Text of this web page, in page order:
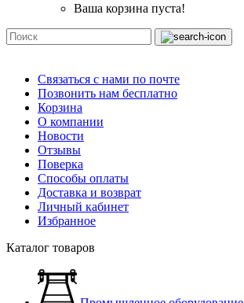
Ваша корзина пуста!
Связаться с нами по почте
Позвонить нам бесплатно
Корзина
О компании
Новости
Отзывы
Поверка
Способы оплаты
Доставка и возврат
Личный кабинет
Избранное
Каталог товаров